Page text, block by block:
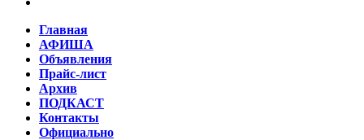
Главная
АФИША
Объявления
Прайс-лист
Архив
ПОДКАСТ
Контакты
Официально